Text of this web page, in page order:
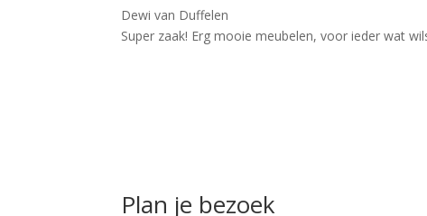
Dewi van Duffelen
Super zaak! Erg mooie meubelen, voor ieder wat
Plan je bezoek